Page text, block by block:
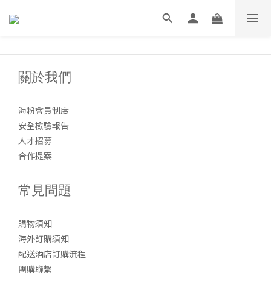
關於我們
海粉會員制度
安全檢驗報告
人才招募
合作提案
常見問題
購物須知
海外訂購須知
配送酒店訂購流程
團購聯繫